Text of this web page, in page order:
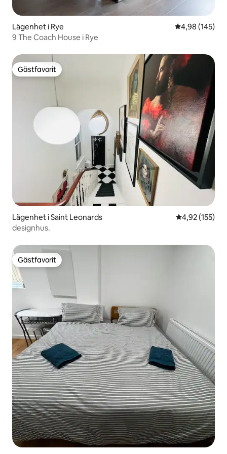
Lägenhet i Rye 4,98 av 5 i
4,98 (145)
9 The Coach House i Rye
Gästfavorit
Gästfavorit
Lägenhet i Saint Leonards 4,92 av 5 i
4,92 (155)
designhus.
Gästfavorit
Gästfavorit